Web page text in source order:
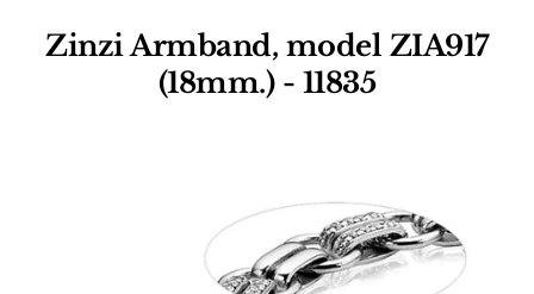
Zinzi Armband, model ZIA917
(18mm.) - 11835